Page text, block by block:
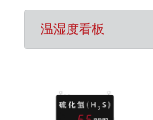
温湿度看板